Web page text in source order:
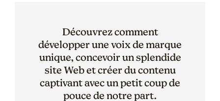
Découvrez comment
développer une voix de marque
unique, concevoir un splendide
site Web et créer du contenu
captivant avec un petit coup de
pouce de notre part.